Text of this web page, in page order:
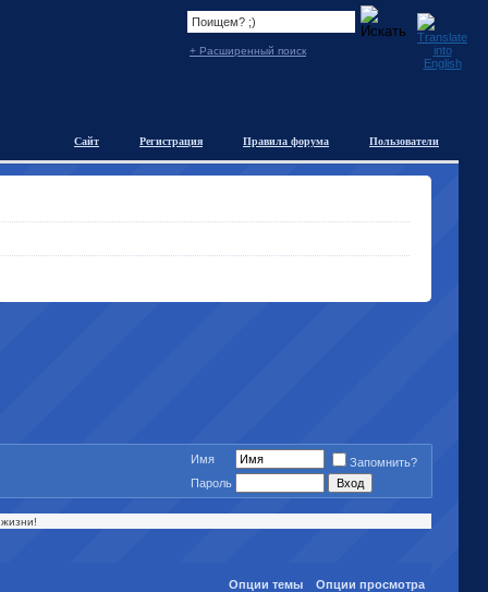
+ Расширенный поиск
Пользователи
Правила форума
Регистрация
Сайт
Имя
Запомнить?
Пароль
Опции темы Опции просмотра